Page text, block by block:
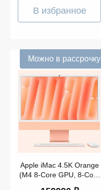
В избранное
Можно в рассрочку
Apple iMac 4.5K Orange
(M4 8-Core GPU, 8-Core